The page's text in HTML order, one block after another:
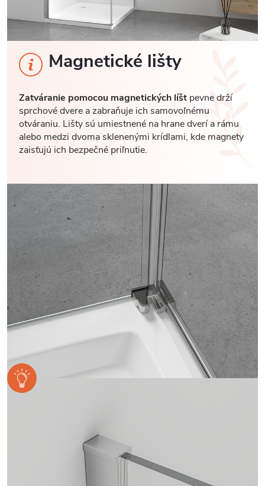
Magnetické lišty
Zatváranie pomocou magnetických líšt pevne drží
sprchové dvere a zabraňuje ich samovoľnému
otváraniu. Lišty sú umiestnené na hrane dverí a rámu
alebo medzi dvoma sklenenými krídlami, kde magnety
zaisťujú ich bezpečné priľnutie.